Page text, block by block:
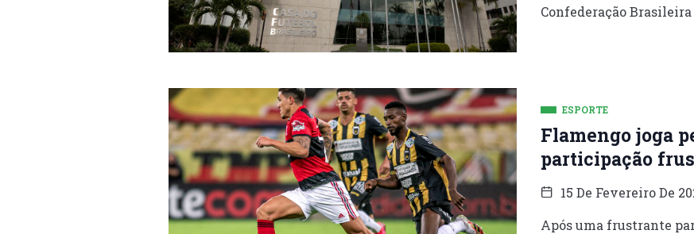
Confederação
ESPORTE
Flamengo joga
participação
15 De Fevereiro De
Após uma frustrante